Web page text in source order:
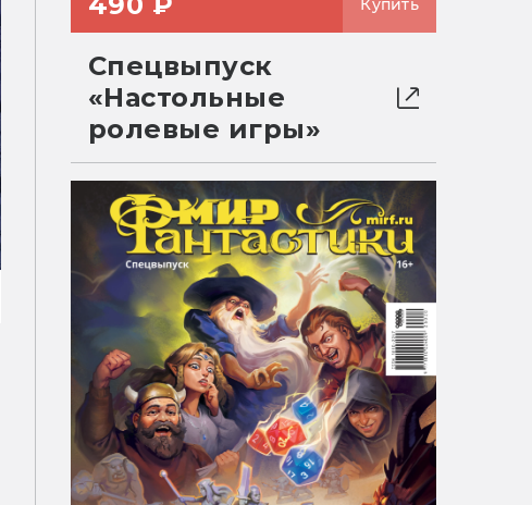
Купить
Спецвыпуск
«Настольные
ролевые игры»